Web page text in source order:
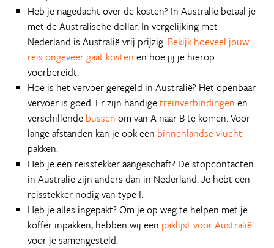
Heb je nagedacht over de kosten? In Australië betaal je
met de Australische dollar. In vergelijking met
Nederland is Australië vrij prijzig. Bekijk hoeveel jouw
reis ongeveer gaat kosten en hoe jij je hierop
voorbereidt.
Hoe is het vervoer geregeld in Australië? Het openbaar
vervoer is goed. Er zijn handigetreinverbindingen en
verschillende bussen om van A naar B te komen. Voor
lange afstanden kan je ook een binnenlandse vlucht
pakken.
Heb je een reisstekker aangeschaft? De stopcontacten
in Australië zijn anders dan in Nederland. Je hebt een
reisstekker nodig van type I.
Heb je alles ingepakt? Om je op weg te helpen met je
koffer inpakken, hebben wij een paklijst voor Australië
voor je samengesteld.